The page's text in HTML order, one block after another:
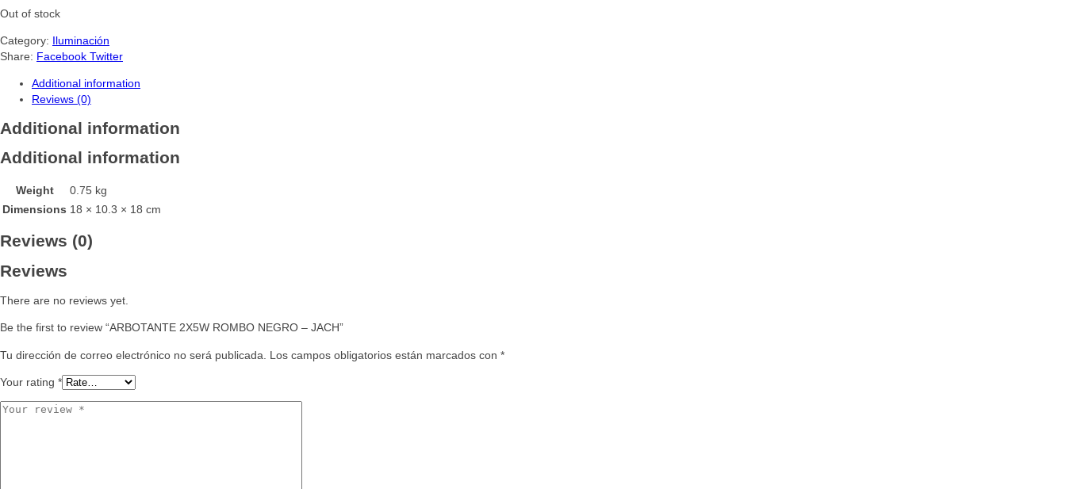
Out of stock
Category: Iluminación
Share: Facebook Twitter
Additional information
Reviews (0)
Additional information
Additional information
Weight
0.75 kg
Dimensions 18 × 10.3 × 18 cm
Reviews (0)
Reviews
There are no reviews yet.
Be the first to review “ARBOTANTE 2X5W ROMBO NEGRO – JACH”
Tu dirección de correo electrónico no será publicada. Los campos obligatorios están marcados con *
Your rating *